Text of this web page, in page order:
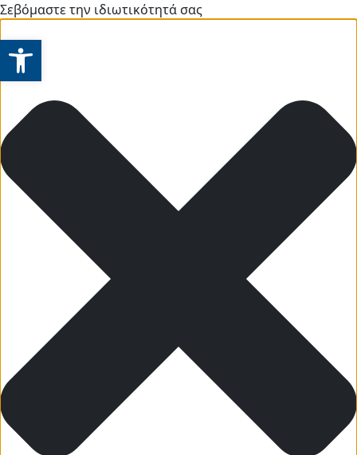
Ανοίξτε τη γραμμή εργαλείων
Σεβόμαστε την ιδιωτικότητά σας